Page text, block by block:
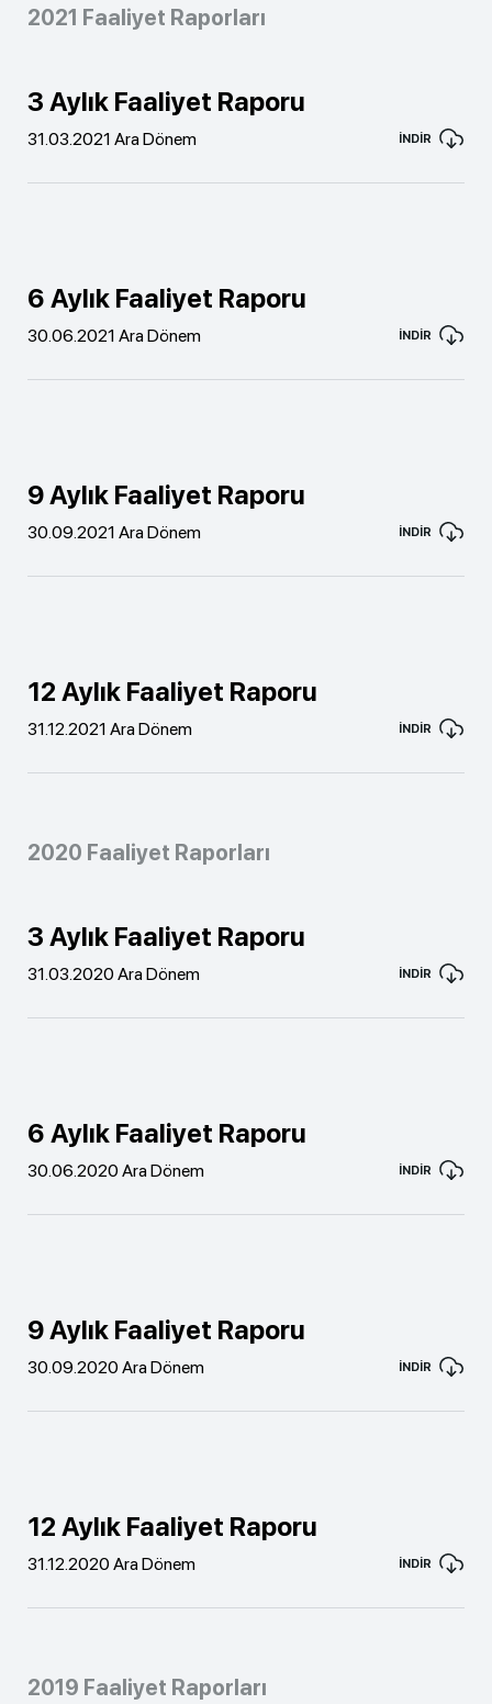
2021 Faaliyet Raporları
3 Aylık Faaliyet Raporu
31.03.2021 Ara Dönem İNDİR
6 Aylık Faaliyet Raporu
30.06.2021 Ara Dönem İNDİR
9 Aylık Faaliyet Raporu
30.09.2021 Ara Dönem İNDİR
12 Aylık Faaliyet Raporu
31.12.2021 Ara Dönem İNDİR
2020 Faaliyet Raporları
3 Aylık Faaliyet Raporu
31.03.2020 Ara Dönem İNDİR
6 Aylık Faaliyet Raporu
30.06.2020 Ara Dönem İNDİR
9 Aylık Faaliyet Raporu
30.09.2020 Ara Dönem İNDİR
12 Aylık Faaliyet Raporu
31.12.2020 Ara Dönem İNDİR
2019 Faaliyet Raporları